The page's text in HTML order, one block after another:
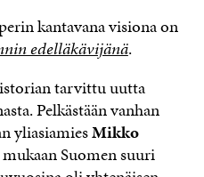
kantavana visiona on
edelläkävijänä.
tarvittu uutta
Pelkästään vanhan
yliasiamiesMikko
Suomen suuri